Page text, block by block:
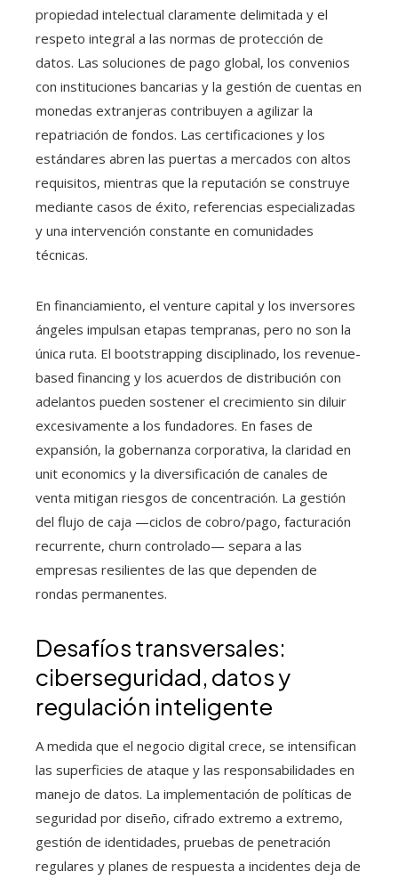
propiedad intelectual claramente delimitada y el
respeto integral a las normas de protección de
datos. Las soluciones de pago global, los convenios
con instituciones bancarias y la gestión de cuentas en
monedas extranjeras contribuyen a agilizar la
repatriación de fondos. Las certificaciones y los
estándares abren las puertas a mercados con altos
requisitos, mientras que la reputación se construye
mediante casos de éxito, referencias especializadas
y una intervención constante en comunidades
técnicas.
En financiamiento, el venture capital y los inversores
ángeles impulsan etapas tempranas, pero no son la
única ruta. El bootstrapping disciplinado, los revenue-
based financing y los acuerdos de distribución con
adelantos pueden sostener el crecimiento sin diluir
excesivamente a los fundadores. En fases de
expansión, la gobernanza corporativa, la claridad en
unit economics y la diversificación de canales de
venta mitigan riesgos de concentración. La gestión
del flujo de caja —ciclos de cobro/pago, facturación
recurrente, churn controlado— separa a las
empresas resilientes de las que dependen de
rondas permanentes.
Desafíos transversales:
ciberseguridad, datos y
regulación inteligente
A medida que el negocio digital crece, se intensifican
las superficies de ataque y las responsabilidades en
manejo de datos. La implementación de políticas de
seguridad por diseño, cifrado extremo a extremo,
gestión de identidades, pruebas de penetración
regulares y planes de respuesta a incidentes deja de